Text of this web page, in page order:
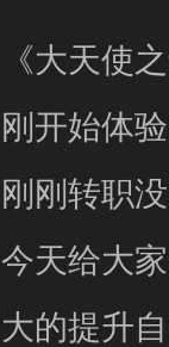
《大天使
刚开始体
刚刚转职
今天给大
大的提升